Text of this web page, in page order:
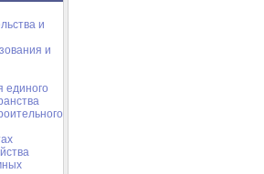
и
и
единого